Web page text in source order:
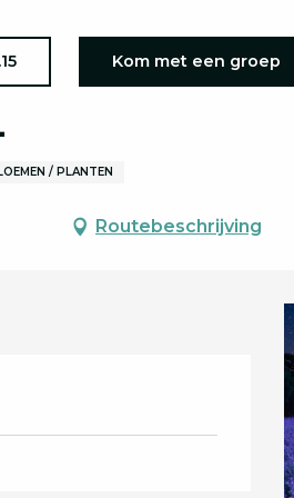
Kom met een groep
/ PLANTEN
Routebeschrijving